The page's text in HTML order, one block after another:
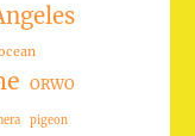
ORWO
pigeon